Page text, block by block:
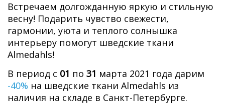
Встречаем долгожданную яркую и стильную
весну! Подарить чувство свежести,
гармонии, уюта и теплого солнышка
интерьеру помогут шведские ткани
Almedahls!
В период с 01 по 31 марта 2021 года дарим
-40% на шведские ткани Almedahls из
наличия на складе в Санкт-Петербурге.